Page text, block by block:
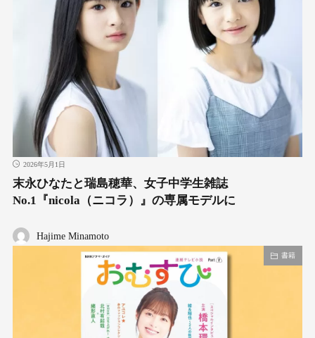
2026年5月1日
末永ひなたと瑞島穂華、女子中学生雑誌
No.1『nicola（ニコラ）』の専属モデルに
Hajime Minamoto
書籍